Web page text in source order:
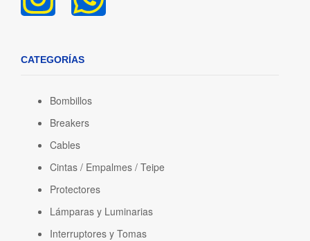
CATEGORÍAS
Bombillos
Breakers
Cables
Cintas / Empalmes / Teipe
Protectores
Lámparas y Luminarias
Interruptores y Tomas